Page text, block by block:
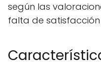
según las
falta de satisfacción